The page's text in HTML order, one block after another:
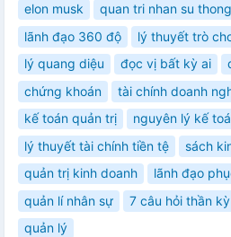
elon musk
quan tri nhan su
lãnh đạo 360 độ
lý thuyết trò
lý quang diệu
đọc vị bất kỳ ai
chứng khoán
tài chính doanh
kế toán quản trị
nguyên lý kế
lý thuyết tài chính tiền tệ
sách
quản trị kinh doanh
lãnh đạo
quản lí nhân sự
7 câu hỏi thần
quản lý